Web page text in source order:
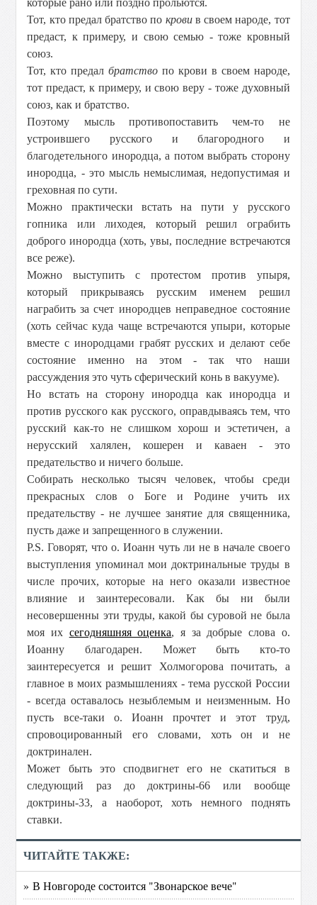
которые рано или поздно прольются.
Тот, кто предал братство по кровив своем народе, тот
предаст, к примеру, и свою семью - тоже кровный
союз.
Тот, кто предалбратство по крови в своем народе,
тот предаст, к примеру, и свою веру - тоже духовный
союз, как и братство.
Поэтому мысль противопоставить чем-то не
устроившего русского и благородного и
благодетельного инородца, а потом выбрать сторону
инородца, - это мысль немыслимая, недопустимая и
греховная по сути.
Можно практически встать на пути у русского
гопника или лиходея, который решил ограбить
доброго инородца (хоть, увы, последние встречаются
все реже).
Можно выступить с протестом против упыря,
который прикрываясь русским именем решил
награбить за счет инородцев неправедное состояние
(хоть сейчас куда чаще встречаются упыри, которые
вместе с инородцами грабят русских и делают себе
состояние именно на этом - так что наши
рассуждения это чуть сферический конь в вакууме).
Но встать на сторону инородца как инородца и
против русского как русского, оправдываясь тем, что
русский как-то не слишком хорош и эстетичен, а
нерусский халялен, кошерен и каваен - это
предательство и ничего больше.
Собирать несколько тысяч человек, чтобы среди
прекрасных слов о Боге и Родине учить их
предательству - не лучшее занятие для священника,
пусть даже и запрещенного в служении.
P.S. Говорят, что о. Иоанн чуть ли не в начале своего
выступления упоминал мои доктринальные труды в
числе прочих, которые на него оказали известное
влияние и заинтересовали. Как бы ни были
несовершенны эти труды, какой бы суровой не была
моя их сегодняшняя оценка, я за добрые слова о.
Иоанну благодарен. Может быть кто-то
заинтересуется и решит Холмогорова почитать, а
главное в моих размышлениях - тема русской России
- всегда оставалось незыблемым и неизменным. Но
пусть все-таки о. Иоанн прочтет и этот труд,
спровоцированный его словами, хоть он и не
доктринален.
Может быть это сподвигнет его не скатиться в
следующий раз до доктрины-66 или вообще
доктрины-33, а наоборот, хоть немного поднять
ставки.
ЧИТАЙТЕ ТАКЖЕ:
» В Новгороде состоится "Звонарское вече"